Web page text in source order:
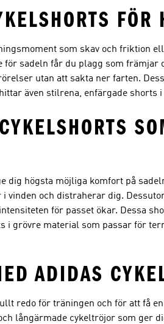
FÖR
som skav och friktion
sadeln får du plagg som främjar
utan att sakta ner farten.
även stilrena, enfärgade shorts
dig högsta möjliga komfort på
och distraherar dig.
för passet ökar. Dessa
i grövre material som passar för
ADIDAS
redo för träningen och för att få
långärmade cykeltröjor som ger